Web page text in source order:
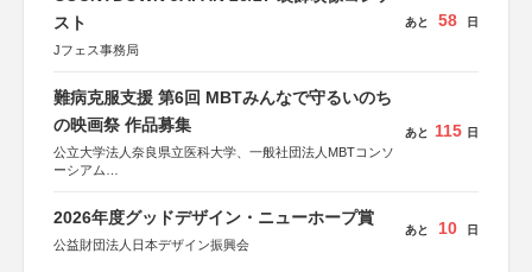
スト
Jフェス事務局
あと 58 日
難病克服支援 第6回 MBTみんなで守るいのち
の映画祭 作品募集
公立大学法人奈良県立医科大学、一般社団法人MBTコンソ
ーシアム
協力：読売新聞社
後援：厚生労働省
文部科学省
あと 115 日
2026年度グッドデザイン・ニューホープ賞
公益財団法人日本デザイン振興会
あと 10 日